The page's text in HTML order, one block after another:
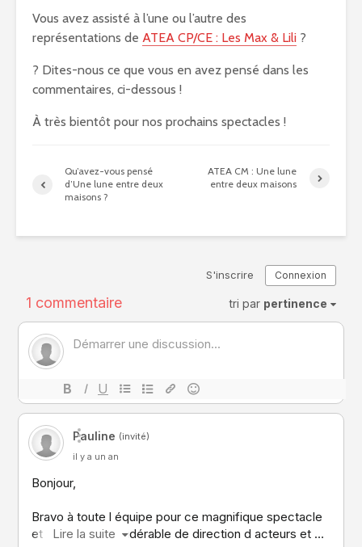
Vous avez assisté à l’une ou l’autre des
représentations de ATEA CP/CE : Les Max & Lili ?
? Dites-nous ce que vous en avez pensé dans les
commentaires, ci-dessous !
À très bientôt pour nos prochains spectacles !
Qu’avez-vous pensé
d’Une lune entre deux
maisons ?
ATEA CM : Une lune
entre deux maisons